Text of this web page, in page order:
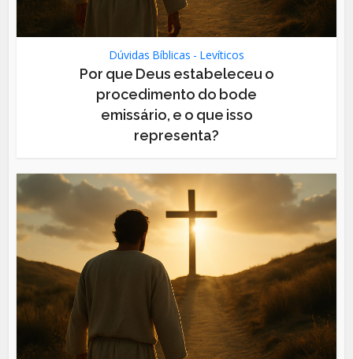
Dúvidas Bíblicas - Levíticos
Por que Deus estabeleceu o
procedimento do bode
emissário, e o que isso
representa?